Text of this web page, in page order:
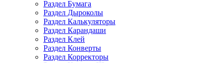
Раздел Бумага
Раздел Дыроколы
Раздел Калькуляторы
Раздел Карандаши
Раздел Клей
Раздел Конверты
Раздел Корректоры